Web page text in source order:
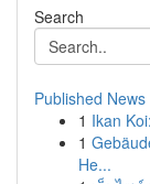
Search
Published News
1 Ikan
1
He...